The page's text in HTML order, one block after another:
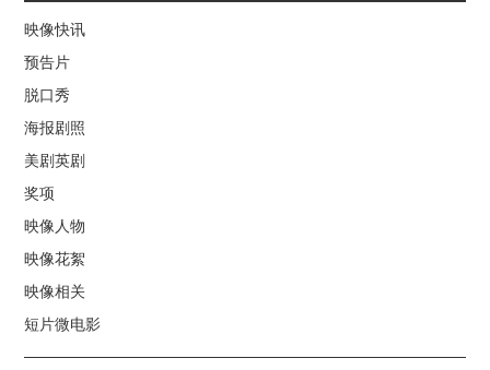
映像快讯
预告片
脱口秀
海报剧照
美剧英剧
奖项
映像人物
映像花絮
映像相关
短片微电影